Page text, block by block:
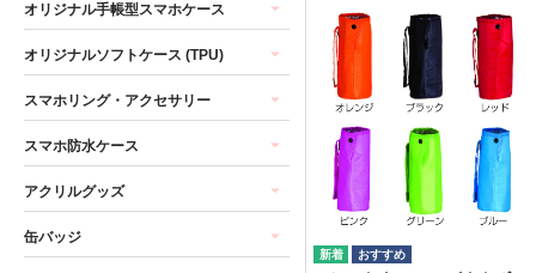
オリジナル手帳型スマホケース
オリジナルソフトケース (TPU)
スマホリング・アクセサリー
スマホ防水ケース
アクリルグッズ
缶バッジ